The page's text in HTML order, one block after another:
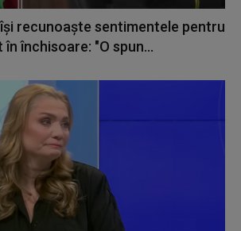
recunoaște sentimentele pentru
închisoare: "O spun...